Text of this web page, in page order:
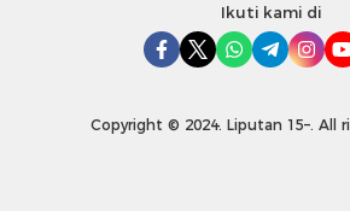
Ikuti kami di
Copyright © 2024. Liputan 15–. All